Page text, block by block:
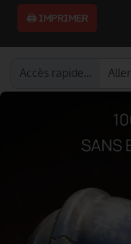
🖨️ IMPRIMER
Accès rapide…